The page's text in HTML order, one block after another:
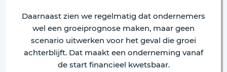
Daarnaast zien we regelmatig dat ondernemers
wel een groeiprognose maken, maar geen
scenario uitwerken voor het geval die groei
achterblijft. Dat maakt een onderneming vanaf
de start financieel kwetsbaar.